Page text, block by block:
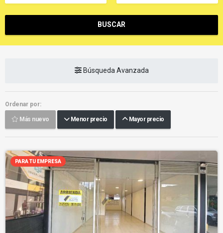
BUSCAR
Búsqueda Avanzada
Ordenar por:
Más nuevo Menor precio Mayor precio
PARA TU EMPRESA